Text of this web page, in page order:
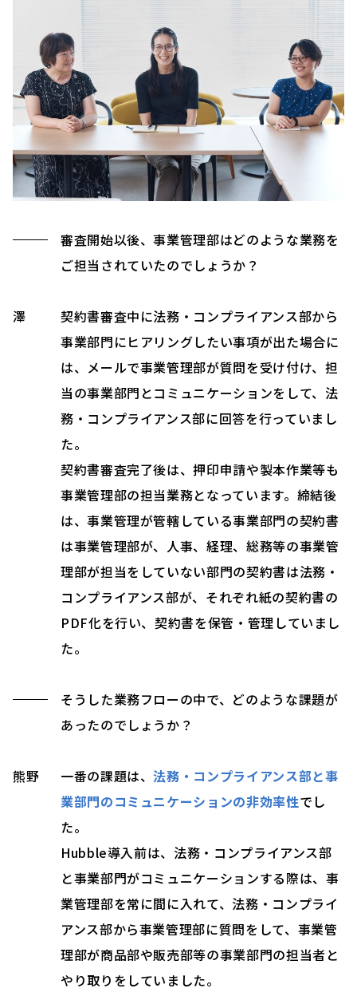
審査開始以後、事業管理部はどのような業務を
ご担当されていたのでしょうか？
澤
契約書審査中に法務・コンプライアンス部から
事業部門にヒアリングしたい事項が出た場合に
は、メールで事業管理部が質問を受け付け、担
当の事業部門とコミュニケーションをして、法
務・コンプライアンス部に回答を行っていまし
た。
契約書審査完了後は、押印申請や製本作業等も
事業管理部の担当業務となっています。締結後
は、事業管理が管轄している事業部門の契約書
は事業管理部が、人事、経理、総務等の事業管
理部が担当をしていない部門の契約書は法務・
コンプライアンス部が、それぞれ紙の契約書の
PDF化を行い、契約書を保管・管理していまし
た。
そうした業務フローの中で、どのような課題が
あったのでしょうか？
熊野 一番の課題は、法務・コンプライアンス部と事
業部門のコミュニケーションの非効率性でし
た。
Hubble導入前は、法務・コンプライアンス部
と事業部門がコミュニケーションする際は、事
業管理部を常に間に入れて、法務・コンプライ
アンス部から事業管理部に質問をして、事業管
理部が商品部や販売部等の事業部門の担当者と
やり取りをしていました。